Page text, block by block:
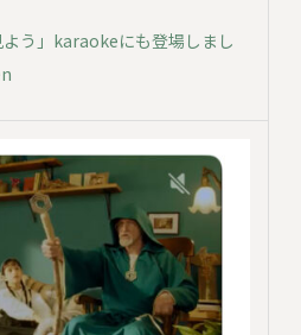
う」karaokeにも登場しまし